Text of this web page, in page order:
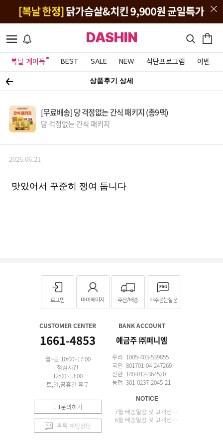
DASHIN
복날 계이득 BEST SALE NEW 식단프로그램 이벤트&
상품후기 상세
[무료배송] 당 걱정없는 간식 패키지 (총9팩)
당 걱정없는 간식 패키지
2026.06.21
맛있어서 꾸준히 쟁여 둡니다
로그인 마이페이지 주문/배송 자주묻는질문
CUSTOMER CENTER
1661-4853
월~금 10:00~17:00
점심시간
12:00~13:00
토,일,공휴일 휴무
1:1문의하기
톡톡 채팅상담
BANK ACCOUNT
예금주 ㈜퍼니엠
우리 1005-403-539855
국민 801701-04-247269
신한 140-012-364520
농협 301-0237-2045-21
NOTICE
7월 배송일정 및 고객센터 업무 안내
6월 배송일정 및 고객센터 업무 안내